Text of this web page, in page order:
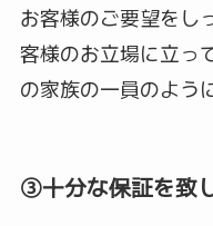
お客様のご要望をし
客様のお立場に立っ
の家族の一員のよう
③十分な保証を致